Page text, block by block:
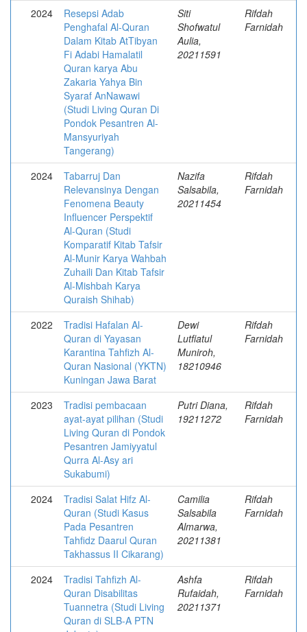
2024
Resepsi Adab
Penghafal Al-Quran
Dalam Kitab AtTibyan
Fi Adabi Hamalatil
Quran karya Abu
Zakaria Yahya Bin
Syaraf AnNawawi
(Studi Living Quran Di
Pondok Pesantren Al-
Mansyuriyah
Tangerang)
Siti
Shofwatul
Aulia,
20211591
Rifdah
Farnidah
2024
Tabarruj Dan
Relevansinya Dengan
Fenomena Beauty
Influencer Perspektif
Al-Quran (Studi
Komparatif Kitab Tafsir
Al-Munir Karya Wahbah
Zuhaili Dan Kitab Tafsir
Al-Mishbah Karya
Quraish Shihab)
Nazifa
Salsabila,
20211454
Rifdah
Farnidah
2022
Tradisi Hafalan Al-
Quran di Yayasan
Karantina Tahfizh Al-
Quran Nasional (YKTN)
Kuningan Jawa Barat
Dewi
Lutfiatul
Muniroh,
18210946
Rifdah
Farnidah
2023
Tradisi pembacaan
ayat-ayat pilihan (Studi
Living Quran di Pondok
Pesantren Jamiyyatul
Qurra Al-Asy ari
Sukabumi)
Putri Diana,
19211272
Rifdah
Farnidah
2024
Tradisi Salat Hifz Al-
Quran (Studi Kasus
Pada Pesantren
Tahfidz Daarul Quran
Takhassus II Cikarang)
Camilia
Salsabila
Almarwa,
20211381
Rifdah
Farnidah
2024
Tradisi Tahfizh Al-
Quran Disabilitas
Tuannetra (Studi Living
Quran di SLB-A PTN
Ashfa
Rufaidah,
20211371
Rifdah
Farnidah